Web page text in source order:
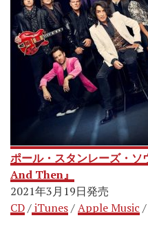
ポール・スタンレーズ・
And Then』
2021年3月19日発売
CD/iTunes/Apple Music /